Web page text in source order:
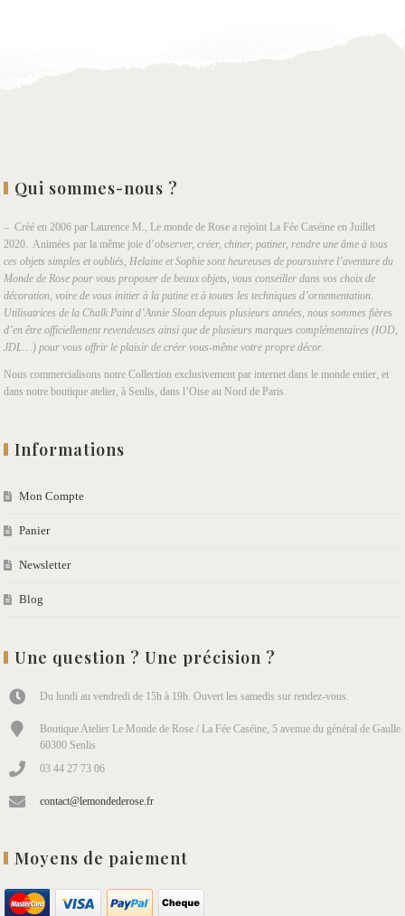
Qui sommes-nous ?
– Créé en 2006 par Laurence M., Le monde de Rose a rejoint La Fée Caséine en Juillet
2020. Animées par la même joie d’observer, créer, chiner, patiner, rendre une âme à tous
ces objets simples et oubliés, Helaine et Sophie sont heureuses de poursuivre l’aventure du
Monde de Rose pour vous proposer de beaux objets, vous conseiller dans vos choix de
décoration, voire de vous initier à la patine et à toutes les techniques d’ornementation.
Utilisatrices de la Chalk Paint d’Annie Sloan depuis plusieurs années, nous sommes fières
d’en être officiellement revendeuses ainsi que de plusieurs marques complémentaires (IOD,
JDL…) pour vous offrir le plaisir de créer vous-même votre propre décor.
Nous commercialisons notre Collection exclusivement par internet dans le monde entier, et
dans notre boutique atelier, à Senlis, dans l’Oise au Nord de Paris.
Informations
Mon Compte
Panier
Newsletter
Blog
Une question ? Une précision ?
Du lundi au vendredi de 15h à 19h. Ouvert les samedis sur rendez-vous.
Boutique Atelier Le Monde de Rose / La Fée Caséine, 5 avenue du général de Gaulle
60300 Senlis
03 44 27 73 06
contact@lemondederose.fr
Moyens de paiement